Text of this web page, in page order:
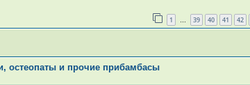
1 … 39 40 41 42
остеопаты и прочие прибамбасы